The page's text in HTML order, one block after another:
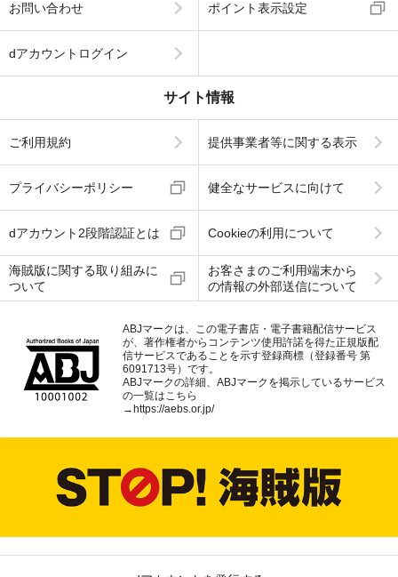
お問い合わせ ポイント表示設定
dアカウントログイン
サイト情報
ご利用規約 提供事業者等に関する表示
プライバシーポリシー 健全なサービスに向けて
dアカウント2段階認証とは Cookieの利用について
海賊版に関する取り組みに
ついて
お客さまのご利用端末から
の情報の外部送信について
ABJマークは、この電子書店・電子書籍配信サービス
が、著作権者からコンテンツ使用許諾を得た正規版配
信サービスであることを示す登録商標（登録番号 第
6091713号）です。
ABJマークの詳細、ABJマークを掲示しているサービス
の一覧はこちら
→ https://aebs.or.jp/